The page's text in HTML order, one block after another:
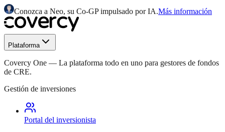
Conozca a Neo, su Co-GP impulsado por IA.Más información
Plataforma
Covercy One — La plataforma todo en uno para gestores de fondos
de CRE.
Gestión de inversiones
Portal del inversionista